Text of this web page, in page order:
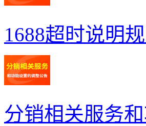
1688超时说明
分销相关服务